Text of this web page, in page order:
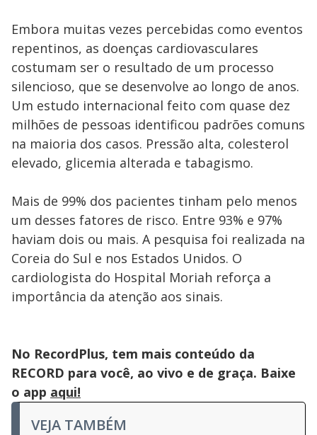
Embora muitas vezes percebidas como eventos
repentinos, as doenças cardiovasculares
costumam ser o resultado de um processo
silencioso, que se desenvolve ao longo de anos.
Um estudo internacional feito com quase dez
milhões de pessoas identificou padrões comuns
na maioria dos casos. Pressão alta, colesterol
elevado, glicemia alterada e tabagismo.
Mais de 99% dos pacientes tinham pelo menos
um desses fatores de risco. Entre 93% e 97%
haviam dois ou mais. A pesquisa foi realizada na
Coreia do Sul e nos Estados Unidos. O
cardiologista do Hospital Moriah reforça a
importância da atenção aos sinais.
No RecordPlus, tem mais conteúdo da
RECORD para você, ao vivo e de graça. Baixe
o app aqui!
VEJA TAMBÉM